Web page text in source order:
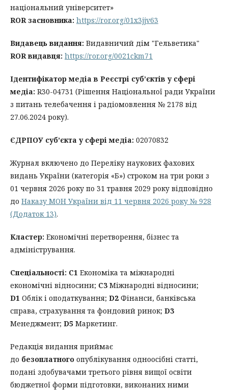
національний університет»
ROR засновника: https://ror.org/01x3jjv63
Видавець видання: Видавничий дім "Гельветика"
ROR видавця: https://ror.org/0021ckm71
Ідентифікатор медіа в Реєстрі суб’єктів у сфері
медіа: R30-04731 (Рішення Національної ради України
з питань телебачення і радіомовлення № 2178 від
27.06.2024 року).
ЄДРПОУ суб’єкта у сфері медіа: 02070832
Журнал включено до Переліку наукових фахових
видань України (категорія «Б») строком на три роки з
01 червня 2026 року по 31 травня 2029 року відповідно
до Наказу МОН України від 11 червня 2026 року № 928
(Додаток 13).
Кластер: Економічні перетворення, бізнес та
адміністрування.
Спеціальності: С1 Економіка та міжнародні
економічні відносини; C3 Міжнародні відносини;
D1 Облік і оподаткування; D2 Фінанси, банківська
справа, страхування та фондовий ринок; D3
Менеджмент; D5 Маркетинг.
Редакція видання приймає
до безоплатного опублікування одноосібні статті,
подані здобувачами третього рівня вищої освіти
бюджетної форми підготовки, виконаних ними